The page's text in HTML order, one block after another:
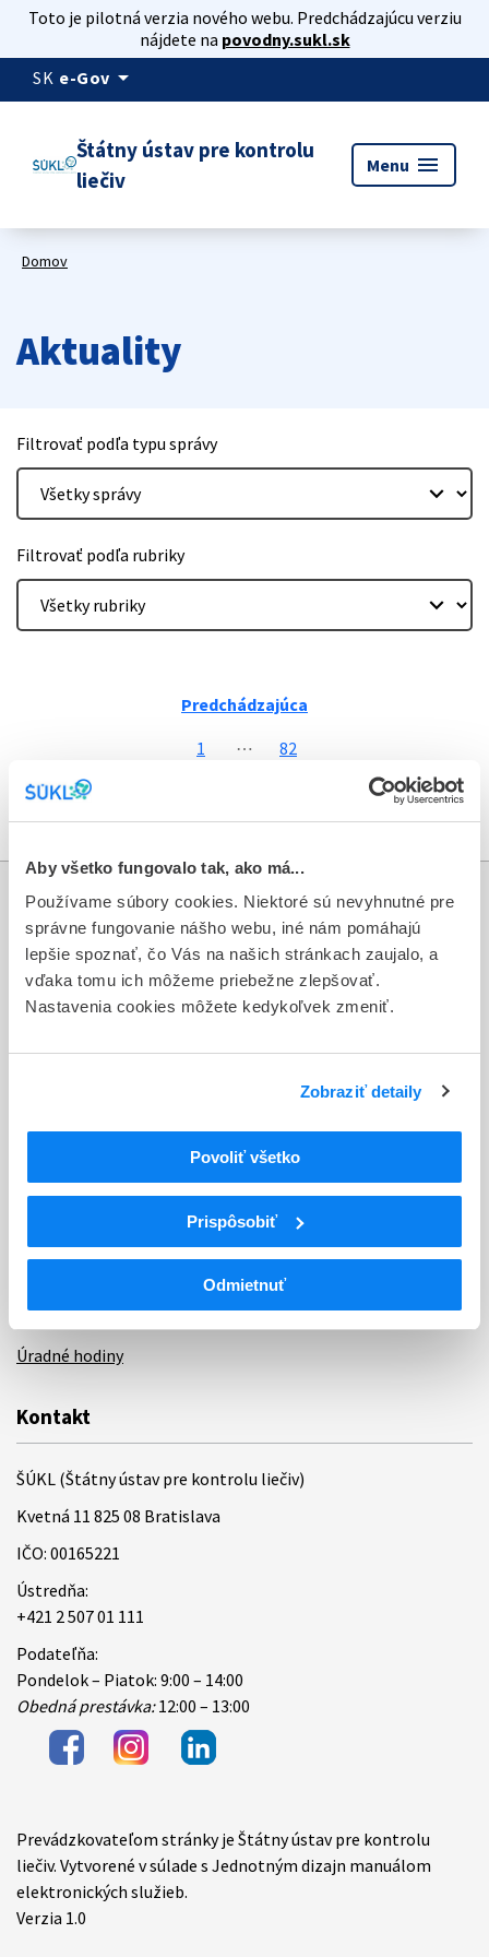
Aby všetko fungovalo tak, ako má...
Používame súbory cookies. Niektoré sú nevyhnutné pre
správne fungovanie nášho webu, iné nám pomáhajú
lepšie spoznať, čo Vás na našich stránkach zaujalo, a
vďaka tomu ich môžeme priebežne zlepšovať.
Nastavenia cookies môžete kedykoľvek zmeniť.
Zobraziť detaily
Povoliť všetko
Prispôsobiť
Odmietnuť
Toto je pilotná verzia nového webu. Predchádzajúcu verziu
nájdete na povodny.sukl.sk
SK e-Gov arrow_drop_down
Štátny ústav pre kontrolu
liečiv
Menu menu
Domov
Aktuality
Filtrovať podľa typu správy
Filtrovať podľa rubriky
Predchádzajúca
1
⋯
82
Informácie
Aktuality
Dotazník spokojnosti zákazníka
Sťažnosti a petície
Odkazy
Bankové spojenie
Úradné hodiny
Kontakt
ŠÚKL (Štátny ústav pre kontrolu liečiv)
Kvetná 11 825 08 Bratislava
IČO: 00165221
Ústredňa:
+421 2 507 01 111
Podateľňa:
Pondelok – Piatok: 9:00 – 14:00
Obedná prestávka:12:00 – 13:00
Items
Prevádzkovateľom stránky je Štátny ústav pre kontrolu
liečiv. Vytvorené v súlade s Jednotným dizajn manuálom
elektronických služieb.
Verzia 1.0